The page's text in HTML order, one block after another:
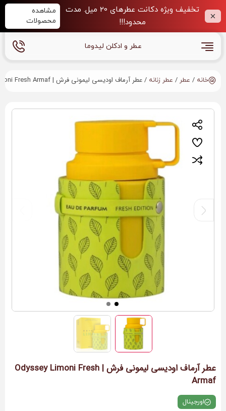
تخفیف ویژه دکانت عطرهای 20 میل. مدت
محدود!!!
مشاهده
محصولات
عطر و ادکلن لیدوما
خانه / عطر / عطر زنانه / عطر آرماف اودیسی لیمونی فرش | Odyssey Limoni Fresh Armaf
عطر آرماف اودیسی لیمونی فرش | Odyssey Limoni Fresh
Armaf
اورجینال